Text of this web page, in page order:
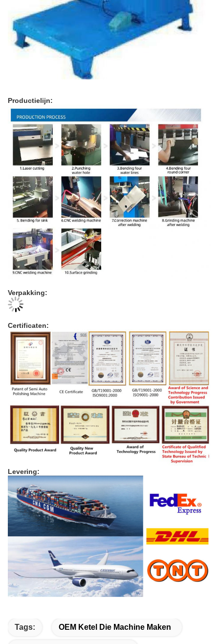
Productielijn:
Verpakking:
Certificaten:
Levering:
Tags: OEM Ketel Die Machine Maken